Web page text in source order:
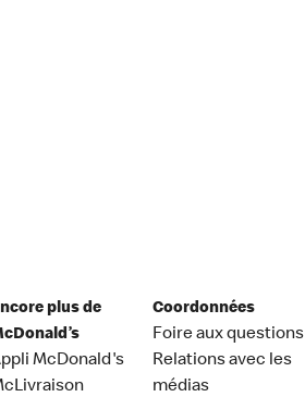
plus de
McDonald's
Coordonnées
Foire aux questions
Relations avec les
médias